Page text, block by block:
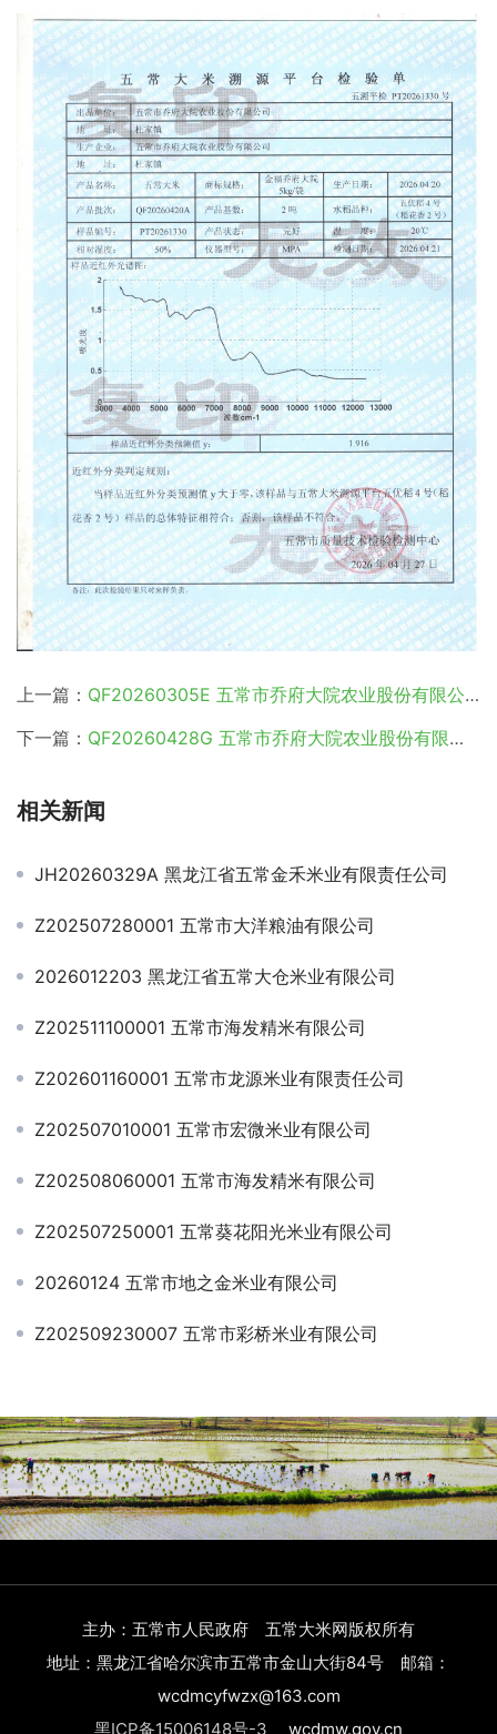
上一篇： QF20260305E 五常市乔府大院农业股份有限公司
下一篇： QF20260428G 五常市乔府大院农业股份有限公司
相关新闻
JH20260329A 黑龙江省五常金禾米业有限责任公司
Z202507280001 五常市大洋粮油有限公司
2026012203 黑龙江省五常大仓米业有限公司
Z202511100001 五常市海发精米有限公司
Z202601160001 五常市龙源米业有限责任公司
Z202507010001 五常市宏微米业有限公司
Z202508060001 五常市海发精米有限公司
Z202507250001 五常葵花阳光米业有限公司
20260124 五常市地之金米业有限公司
Z202509230007 五常市彩桥米业有限公司
主办：五常市人民政府 五常大米网版权所有
地址：黑龙江省哈尔滨市五常市金山大街84号 邮箱：
wcdmcyfwzx@163.com
黑ICP备15006148号-3 wcdmw.gov.cn